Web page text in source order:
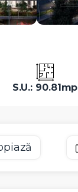
S.U.: 90.81mp